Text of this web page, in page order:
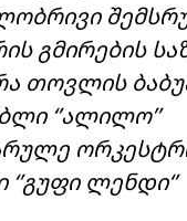
გმირების
თოვლის
‘’ალილო’’
‘’გუფი ლენდი‘’